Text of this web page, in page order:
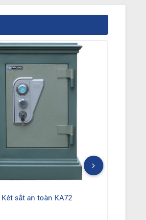
Két sắt an toàn KA72